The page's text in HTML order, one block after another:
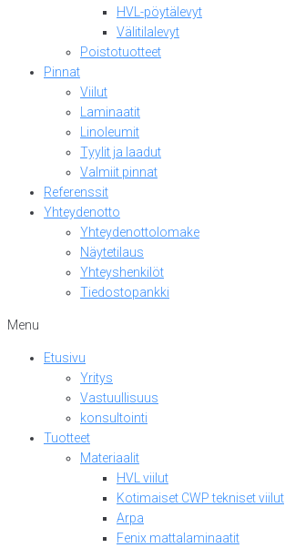
HVL-pöytälevyt
Välitilalevyt
Poistotuotteet
Pinnat
Viilut
Laminaatit
Linoleumit
Tyylit ja laadut
Valmiit pinnat
Referenssit
Yhteydenotto
Yhteydenottolomake
Näytetilaus
Yhteyshenkilöt
Tiedostopankki
Menu
Etusivu
Yritys
Vastuullisuus
konsultointi
Tuotteet
Materiaalit
HVL viilut
Kotimaiset CWP tekniset viilut
Arpa
Fenix mattalaminaatit